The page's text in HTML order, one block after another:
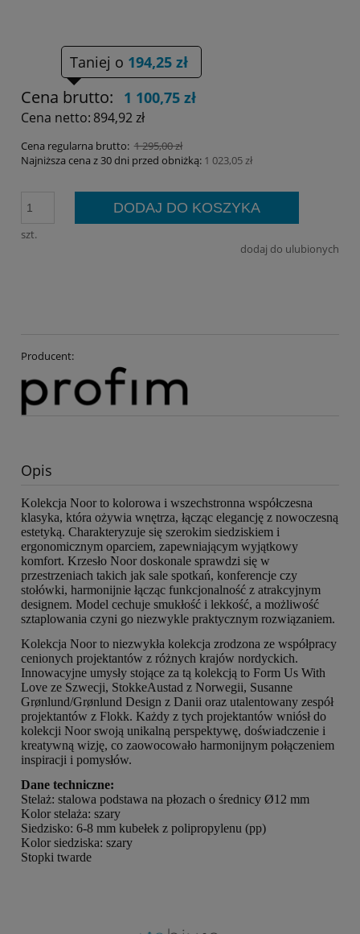
Taniej o 194,25 zł
Cena brutto: 1 100,75 zł
Cena netto: 894,92 zł
Cena regularna brutto: 1 295,00 zł
Najniższa cena z 30 dni przed obniżką: 1 023,05 zł
szt.
DODAJ DO KOSZYKA
dodaj do ulubionych
Producent:
Opis
Kolekcja Noor to kolorowa i wszechstronna współczesna
klasyka, która ożywia wnętrza, łącząc elegancję z nowoczesną
estetyką. Charakteryzuje się szerokim siedziskiem i
ergonomicznym oparciem, zapewniającym wyjątkowy
komfort. Krzesło Noor doskonale sprawdzi się w
przestrzeniach takich jak sale spotkań, konferencje czy
stołówki, harmonijnie łącząc funkcjonalność z atrakcyjnym
designem. Model cechuje smukłość i lekkość, a możliwość
sztaplowania czyni go niezwykle praktycznym rozwiązaniem.
Kolekcja Noor to niezwykła kolekcja zrodzona ze współpracy
cenionych projektantów z różnych krajów nordyckich.
Innowacyjne umysły stojące za tą kolekcją to Form Us With
Love ze Szwecji, StokkeAustad z Norwegii, Susanne
Grønlund/Grønlund Design z Danii oraz utalentowany zespół
projektantów z Flokk. Każdy z tych projektantów wniósł do
kolekcji Noor swoją unikalną perspektywę, doświadczenie i
kreatywną wizję, co zaowocowało harmonijnym połączeniem
inspiracji i pomysłów.
Dane techniczne:
Stelaż: stalowa podstawa na płozach o średnicy Ø12 mm
Kolor stelaża: szary
Siedzisko: 6-8 mm kubełek z polipropylenu (pp)
Kolor siedziska: szary
Stopki twarde